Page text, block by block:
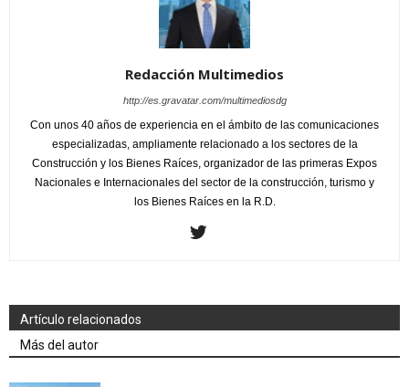
Redacción Multimedios
http://es.gravatar.com/multimediosdg
Con unos 40 años de experiencia en el ámbito de las comunicaciones
especializadas, ampliamente relacionado a los sectores de la
Construcción y los Bienes Raíces, organizador de las primeras Expos
Nacionales e Internacionales del sector de la construcción, turismo y
los Bienes Raíces en la R.D.
Artículo relacionados
Más del autor